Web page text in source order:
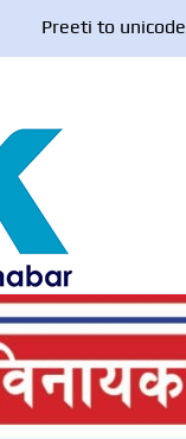
Preeti to unicode